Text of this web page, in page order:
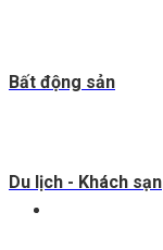
Bất động sản
Du lịch - Khách sạn